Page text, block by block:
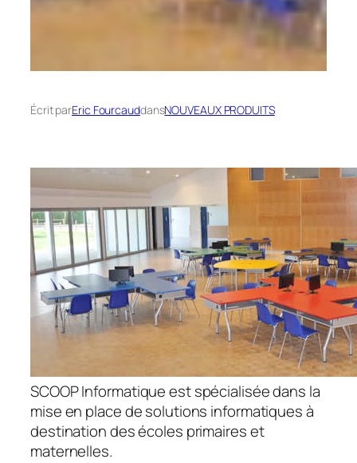
Écrit parEric FourcauddansNOUVEAUX PRODUITS
SCOOP Informatique est spécialisée dans la
mise en place de solutions informatiques à
destination des écoles primaires et
maternelles.